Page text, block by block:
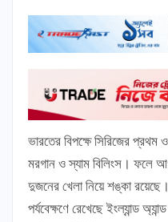
ভারতের বিপক্ষে সিরিজের
মরগান ও স্যাম বিলিংস। ফলে
দুজনের খেলা নিয়ে শঙ্কা
পর্যবেক্ষণে রেখেছে ইংল্যান্ড